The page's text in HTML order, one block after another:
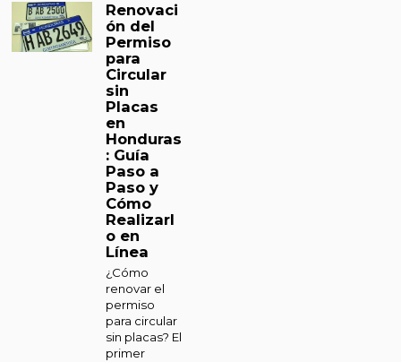
Renovaci
ón del
Permiso
para
Circular
sin
Placas
en
Honduras
: Guía
Paso a
Paso y
Cómo
Realizarl
o en
Línea
¿Cómo
renovar el
permiso
para circular
sin placas? El
primer